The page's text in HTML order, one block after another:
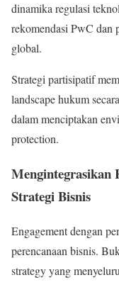
dinamika regulasi
rekomendasi PwC dan
global.
Strategi partisipatif
landscape hukum
dalam menciptakan
protection.
Mengintegrasikan
Strategi Bisnis
Engagement dengan
perencanaan bisnis.
strategy yang